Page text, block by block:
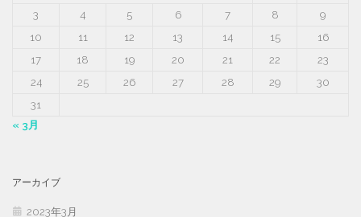
3
4 5 6 7 8
9
10
11 12 13 14 15
16
17
18 19 20 21 22
23
24
25 26 27 28 29
30
31
« 3月
アーカイブ
2023年3月